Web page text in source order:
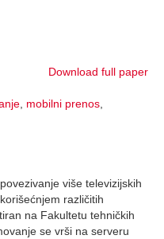
Download full paper
, mobilni prenos,
više televizijskih
različitih
na Fakultetu tehničkih
se vrši na serveru